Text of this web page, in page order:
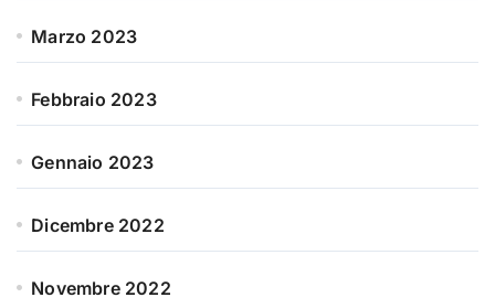
Marzo 2023
Febbraio 2023
Gennaio 2023
Dicembre 2022
Novembre 2022